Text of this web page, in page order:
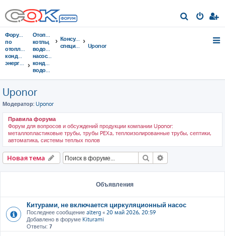
о
Форумы
по
отоплению,
кондиционированию,
энергосбережению
Отопительные
котлы,
водонагреватели,
насосы,
кондиционеры,
водоочистка...
Консультации
специалистов
Uponor
Uponor
Модератор: Uponor
Правила форума
Форум для вопросов и обсуждений продукции компании Uponor:
металлопластиковые трубы, трубы PEXa, теплоизолированные трубы, септики,
автоматика, системы теплых полов
Новая тема Поиск
Объявления
Китурами, не включается циркуляционный насос
Последнее сообщение alterg « 20 май 2026, 20:59
Добавлено в форуме Kiturami
Ответы: 7